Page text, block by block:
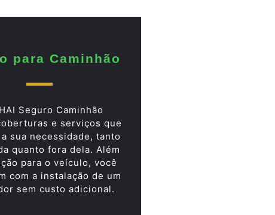
para Caminhão
Seguro Caminhão
e serviços que
sua necessidade, tanto
quanto fora dela. Além
para o veículo, você
com a instalação de um
sem custo adicional.